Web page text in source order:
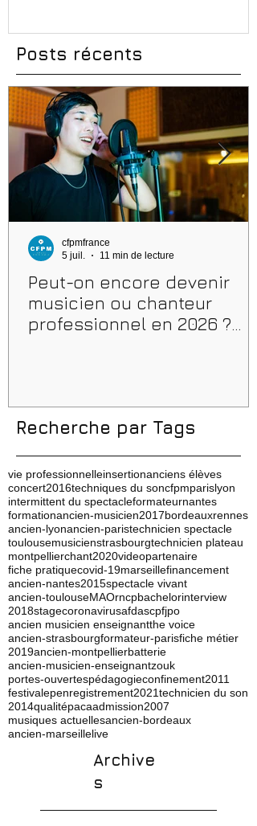
Posts récents
Peut-on encore devenir
musicien ou chanteur
professionnel en 2026 ?
cfpmfrance
5 juil.
11 min de lecture
Recherche par Tags
vie professionnelleinsertionanciens élèves
concert2016techniques du soncfpmparislyon
intermittent du spectacleformateurnantes
formationancien-musicien2017bordeauxrennes
ancien-lyonancien-paristechnicien spectacle
toulousemusicienstrasbourgtechnicien plateau
montpellierchant2020videopartenaire
fiche pratiquecovid-19marseillefinancement
ancien-nantes2015spectacle vivant
ancien-toulouseMAOrncpbachelorinterview
2018stagecoronavirusafdascpfjpo
ancien musicien enseignantthe voice
ancien-strasbourgformateur-parisfiche métier
2019ancien-montpellierbatterie
ancien-musicien-enseignantzouk
portes-ouvertespédagogieconfinement2011
festivalepenregistrement2021technicien du son
2014qualitépacaadmission2007
musiques actuellesancien-bordeaux
ancien-marseillelive
Archive
s